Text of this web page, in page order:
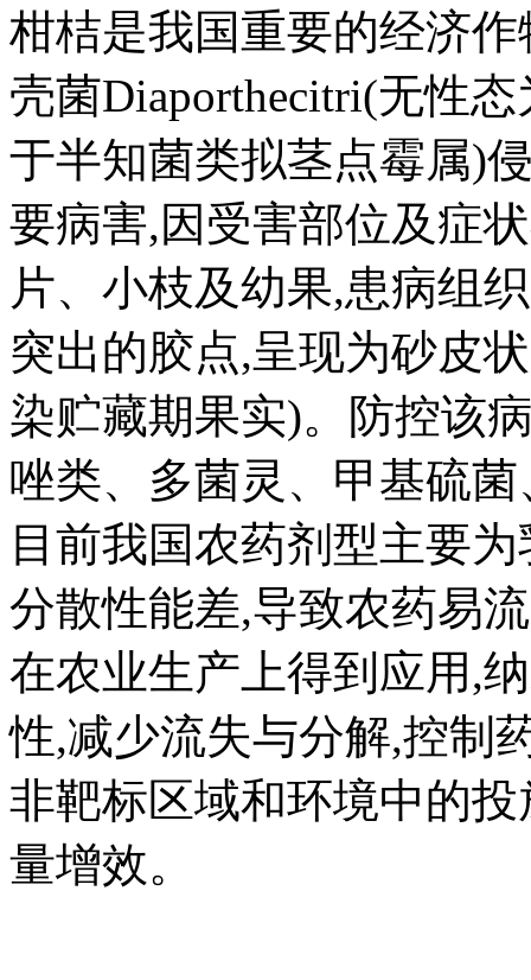
柑桔是我国重要的经济
壳菌Diaporthecitri(无性
于半知菌类拟茎点霉属)
要病害,因受害部位及症
片、小枝及幼果,患病组
突出的胶点,呈现为砂皮
染贮藏期果实)。防控该
唑类、多菌灵、甲基硫
目前我国农药剂型主要
分散性能差,导致农药易
在农业生产上得到应用,
性,减少流失与分解,控制
非靶标区域和环境中的
量增效。